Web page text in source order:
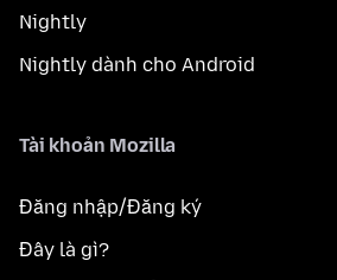
Nightly
Nightly dành cho Android
Tài khoản Mozilla
Đăng nhập/Đăng ký
Đây là gì?